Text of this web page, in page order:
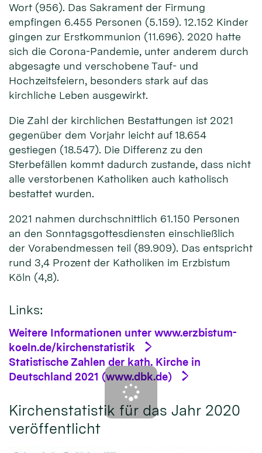
Wort (956). Das Sakrament der Firmung
empfingen 6.455 Personen (5.159). 12.152 Kinder
gingen zur Erstkommunion (11.696). 2020 hatte
sich die Corona-Pandemie, unter anderem durch
abgesagte und verschobene Tauf- und
Hochzeitsfeiern, besonders stark auf das
kirchliche Leben ausgewirkt.
Die Zahl der kirchlichen Bestattungen ist 2021
gegenüber dem Vorjahr leicht auf 18.654
gestiegen (18.547). Die Differenz zu den
Sterbefällen kommt dadurch zustande, dass nicht
alle verstorbenen Katholiken auch katholisch
bestattet wurden.
2021 nahmen durchschnittlich 61.150 Personen
an den Sonntagsgottesdiensten einschließlich
der Vorabendmessen teil (89.909). Das entspricht
rund 3,4 Prozent der Katholiken im Erzbistum
Köln (4,8).
Links:
Weitere Informationen unter www.erzbistum-
koeln.de/kirchenstatistik
Statistische Zahlen der kath. Kirche in
Deutschland 2021 (www.dbk.de)
Kirchenstatistik für das Jahr 2020
veröffentlicht